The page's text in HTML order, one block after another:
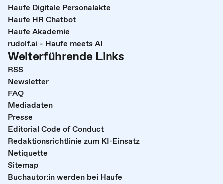
Haufe Digitale Personalakte
Haufe HR Chatbot
Haufe Akademie
rudolf.ai - Haufe meets AI
Weiterführende Links
RSS
Newsletter
FAQ
Mediadaten
Presse
Editorial Code of Conduct
Redaktionsrichtlinie zum KI-Einsatz
Netiquette
Sitemap
Buchautor:in werden bei Haufe